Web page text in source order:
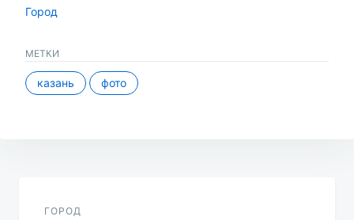
Город
МЕТКИ
казань фото
ГОРОД